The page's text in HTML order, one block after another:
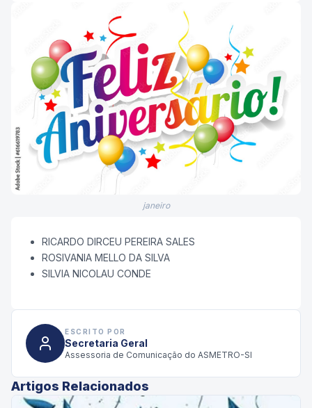
janeiro
RICARDO DIRCEU PEREIRA SALES
ROSIVANIA MELLO DA SILVA
SILVIA NICOLAU CONDE
ESCRITO POR
Secretaria Geral
Assessoria de Comunicação do ASMETRO-SI
Artigos Relacionados